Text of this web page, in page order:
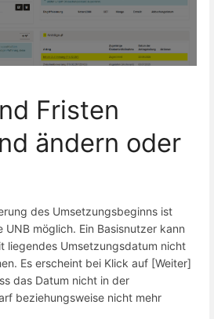
Fristen
ändern oder
des Umsetzungsbeginns ist
möglich. Ein Basisnutzer kann
liegendes Umsetzungsdatum nicht
Es erscheint bei Klick auf [Weiter]
das Datum nicht in der
beziehungsweise nicht mehr